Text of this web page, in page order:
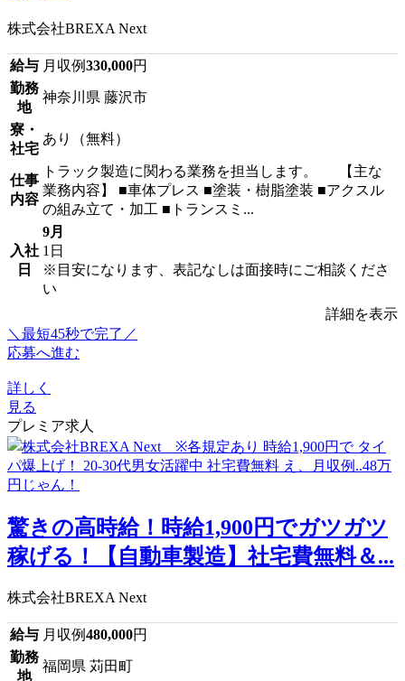
株式会社BREXA Next
給与 月収例330,000円
勤務
地
神奈川県 藤沢市
寮・
社宅
あり（無料）
仕事
内容
トラック製造に関わる業務を担当します。 【主な
業務内容】 ■車体プレス ■塗装・樹脂塗装 ■アクスル
の組み立て・加工 ■トランスミ...
入社
日
9月
1日
※目安になります、表記なしは面接時にご相談くださ
い
詳細を表示
＼最短45秒で完了／
応募へ進む
詳しく
見る
プレミア求人
驚きの高時給！時給1,900円でガツガツ
稼げる！【自動車製造】社宅費無料＆...
株式会社BREXA Next
給与 月収例480,000円
勤務
地
福岡県 苅田町